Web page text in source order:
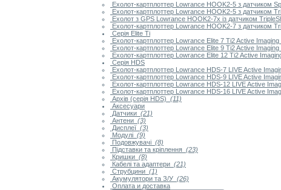
Ехолот-картплоттер Lowrance HOOK2-5 з датчиком
Ехолот-картплоттер Lowrance HOOK2-5 з датчиком
Ехолот з GPS Lowrance HOOK2-7x із датчиком
Ехолот-картплоттер Lowrance HOOK2-7 з датчиком
Серія Elite Ti
Ехолот-картплоттер Lowrance Elite 7 Ti2 Active Imaging
Ехолот-картплоттер Lowrance Elite 9 Ti2 Active Imaging
Ехолот-картплоттер Lowrance Elite 12 Ti2 Active
Серія HDS
Ехолот-картплоттер Lowrance HDS-7 LIVE Active
Ехолот-картплоттер Lowrance HDS-9 LIVE Active
Ехолот-картплоттер Lowrance HDS-12 LIVE Active
Ехолот-картплоттер Lowrance HDS-16 LIVE Active
Архів (серія HDS) (11)
Аксесуари
Датчики (21)
Антени (3)
Дисплеї (3)
Модулі (9)
Подовжувачі (8)
Підставки та кріплення (23)
Кришки (8)
Кабелі та адаптери (21)
Струбцини (1)
Акумулятори та З/У (26)
Оплата и доставка